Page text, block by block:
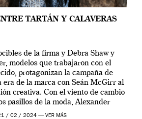
TARTÁN Y CALAVERAS
de la firma y Debra Shaw y
modelos que trabajaron con el
protagonizan la campaña de
era de la marca con Seán McGirr al
creativa. Con el viento de cambio
pasillos de la moda, Alexander
se prepara para una […]
/ 02 / 2024 — VER MÁS